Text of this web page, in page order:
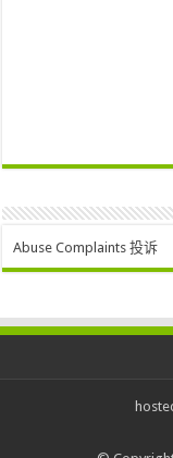
Abuse Complaints 投诉